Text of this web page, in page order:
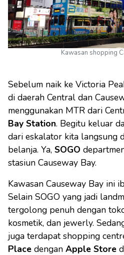
Kawasan shopping
Sebelum naik ke Victoria
di daerah Central dan
menggunakan MTR dari
Bay Station. Begitu keluar
dari eskalator kita langsung
belanja. Ya, SOGO
stasiun Causeway Bay.
Kawasan Causeway Bay ini
Selain SOGO yang jadi
tergolong penuh dengan
kosmetik, dan jewerly.
juga terdapat shopping
Place dengan Apple Store